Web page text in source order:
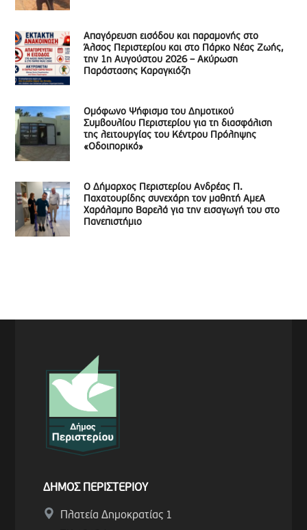
Απαγόρευση εισόδου και παραμονής στο
Άλσος Περιστερίου και στο Πάρκο Νέας Ζωής,
την 1η Αυγούστου 2026 – Ακύρωση
Παράστασης Καραγκιόζη
Ομόφωνο Ψήφισμα του Δημοτικού
Συμβουλίου Περιστερίου για τη διασφάλιση
της λειτουργίας του Κέντρου Πρόληψης
«Οδοιπορικό»
Ο Δήμαρχος Περιστερίου Ανδρέας Π.
Παχατουρίδης συνεχάρη τον μαθητή ΑμεΑ
Χαράλαμπο Βαρελά για την εισαγωγή του στο
Πανεπιστήμιο
ΔΗΜΟΣ ΠΕΡΙΣΤΕΡΙΟΥ
Πλατεία Δημοκρατίας 1